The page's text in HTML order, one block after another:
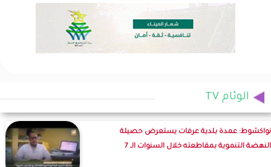
الوئام TV
نواكشوط: عمدة بلدية عرفات يستعرض حصيلة
النهضة التنموية بمقاطعته خلال السنوات الـ 7